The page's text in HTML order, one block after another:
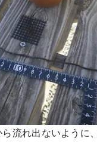
ら流れ出ないように